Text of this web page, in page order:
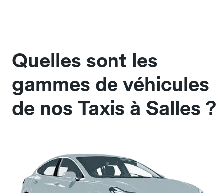
Quelles sont les
gammes de véhicules
de nos Taxis à Salles ?